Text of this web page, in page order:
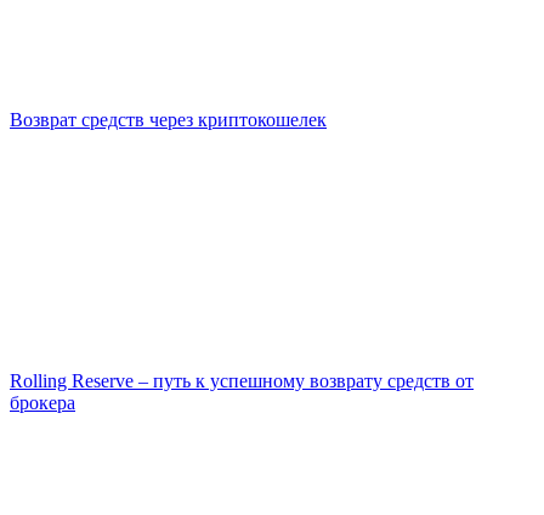
Возврат средств через криптокошелек
Rolling Reserve – путь к успешному возврату средств от
брокера